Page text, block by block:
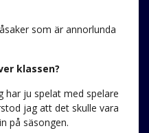
som är annorlunda
klassen?
har ju spelat med spelare
jag att det skulle vara
på säsongen.